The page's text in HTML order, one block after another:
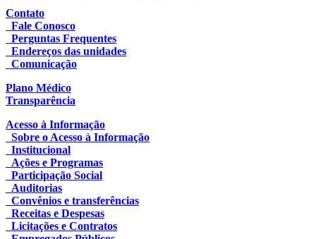
Contato
Fale Conosco
Perguntas Frequentes
Endereços das unidades
Comunicação
Plano Médico
Transparência
Acesso à Informação
Sobre o Acesso à Informação
Institucional
Ações e Programas
Participação Social
Auditorias
Convênios e transferências
Receitas e Despesas
Licitações e Contratos